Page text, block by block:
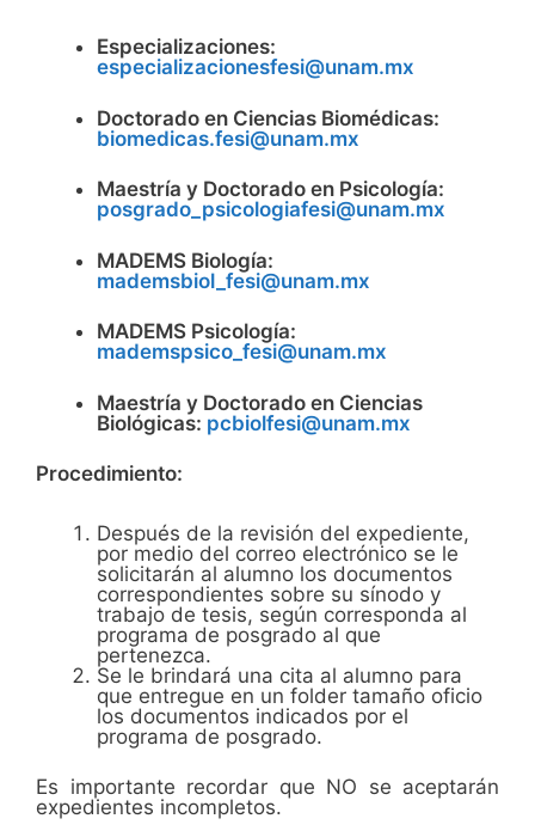
Especializaciones:
especializacionesfesi@unam.mx
Doctorado en Ciencias Biomédicas:
biomedicas.fesi@unam.mx
Maestría y Doctorado en Psicología:
posgrado_psicologiafesi@unam.mx
MADEMS Biología:
mademsbiol_fesi@unam.mx
MADEMS Psicología:
mademspsico_fesi@unam.mx
Maestría y Doctorado en Ciencias
Biológicas: pcbiolfesi@unam.mx
Procedimiento:
Después de la revisión del expediente,
por medio del correo electrónico se le
solicitarán al alumno los documentos
correspondientes sobre su sínodo y
trabajo de tesis, según corresponda al
programa de posgrado al que
pertenezca.
Se le brindará una cita al alumno para
que entregue en un folder tamaño oficio
los documentos indicados por el
programa de posgrado.
Es importante recordar que NO se aceptarán
expedientes incompletos.